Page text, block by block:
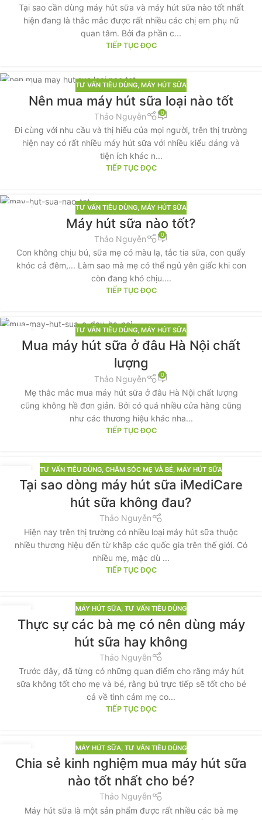
Tại sao cần dùng máy hút sữa và máy hút sữa nào tốt nhất
hiện đang là thắc mắc được rất nhiều các chị em phụ nữ
quan tâm. Bởi đa phần c...
TIẾP TỤC ĐỌC
TƯ VẤN TIÊU DÙNG, MÁY HÚT SỮA
Nên mua máy hút sữa loại nào tốt
Thảo Nguyễn 0
Đi cùng với nhu cầu và thị hiếu của mọi người, trên thị trường
hiện nay có rất nhiều máy hút sữa với nhiều kiểu dáng và
tiện ích khác n...
TIẾP TỤC ĐỌC
TƯ VẤN TIÊU DÙNG, MÁY HÚT SỮA
Máy hút sữa nào tốt?
Thảo Nguyễn 0
Con không chịu bú, sữa mẹ có màu lạ, tắc tia sữa, con quấy
khóc cả đêm,... Làm sao mà mẹ có thể ngủ yên giấc khi con
còn đang khó chịu....
TIẾP TỤC ĐỌC
TƯ VẤN TIÊU DÙNG, MÁY HÚT SỮA
Mua máy hút sữa ở đâu Hà Nội chất
lượng
Thảo Nguyễn 0
Mẹ thắc mắc mua máy hút sữa ở đâu Hà Nội chất lượng
cũng không hề đơn giản. Bởi có quá nhiều cửa hàng cũng
như các thương hiệu khác nha...
TIẾP TỤC ĐỌC
07 TƯ VẤN TIÊU DÙNG CHĂM SÓC MẸ VÀ BÉ MÁY HÚT SỮA
Tại sao dòng máy hút sữa iMediCare
hút sữa không đau?
Thảo Nguyễn
Hiện nay trên thị trường có nhiều loại máy hút sữa thuộc
nhiều thương hiệu đến từ khắp các quốc gia trên thế giới. Có
nhiều mẹ, mặc dù ...
TIẾP TỤC ĐỌC
09 MÁY HÚT SỮA, TƯ VẤN TIÊU DÙNG
Thực sự các bà mẹ có nên dùng máy
hút sữa hay không
Thảo Nguyễn
Trước đây, đã từng có những quan điểm cho rằng máy hút
sữa không tốt cho mẹ và bé, rằng bú trực tiếp sẽ tốt cho bé
cả về tình cảm mẹ co...
TIẾP TỤC ĐỌC
03
TH7
MÁY HÚT SỮA, TƯ VẤN TIÊU DÙNG
Chia sẻ kinh nghiệm mua máy hút sữa
nào tốt nhất cho bé?
Thảo Nguyễn
Máy hút sữa là một sản phẩm được rất nhiều các bà mẹ